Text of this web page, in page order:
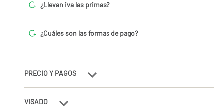
¿Llevan iva las primas?
¿Cuáles son las formas de pago?
PRECIO Y PAGOS
VISADO